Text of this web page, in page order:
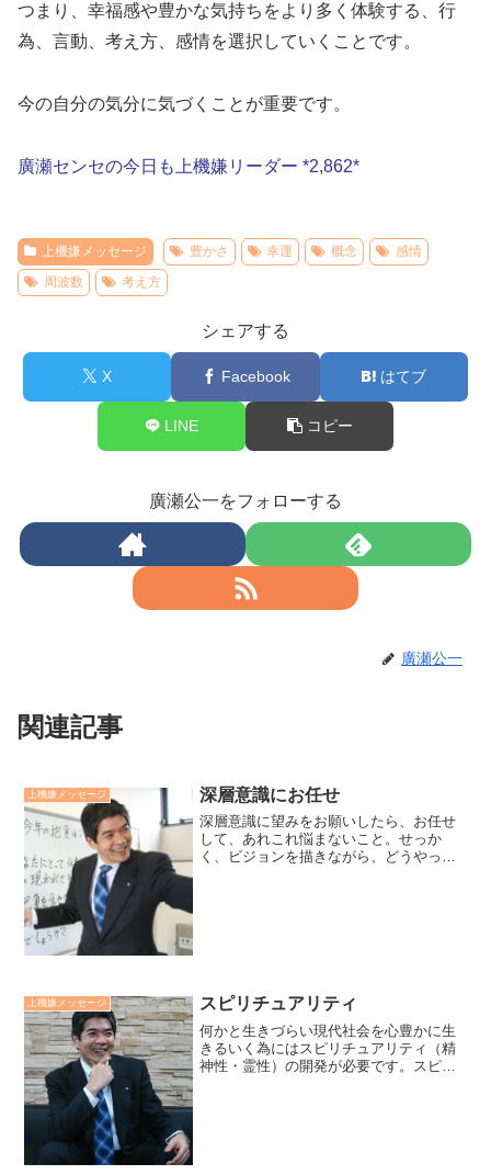
つまり、幸福感や豊かな気持ちをより多く体験する、行
為、言動、考え方、感情を選択していくことです。
今の自分の気分に気づくことが重要です。
廣瀬センセの今日も上機嫌リーダー *2,862*
上機嫌メッセージ 豊かさ 幸運 概念
感情
周波数
考え方
シェアする
X Facebook はてブ
LINE コピー
廣瀬公一をフォローする
廣瀬公一
関連記事
上機嫌メッセージ 深層意識にお任せ
深層意識に望みをお願いしたら、お任せ
して、あれこれ悩まないこと。せっか
く、ビジョンを描きながら、どうやって
上機嫌メッセージ スピリチュアリティ
何かと生きづらい現代社会を心豊かに生
きるいく為にはスピリチュアリティ（精
神性・霊性）の開発が必要です。スピリ